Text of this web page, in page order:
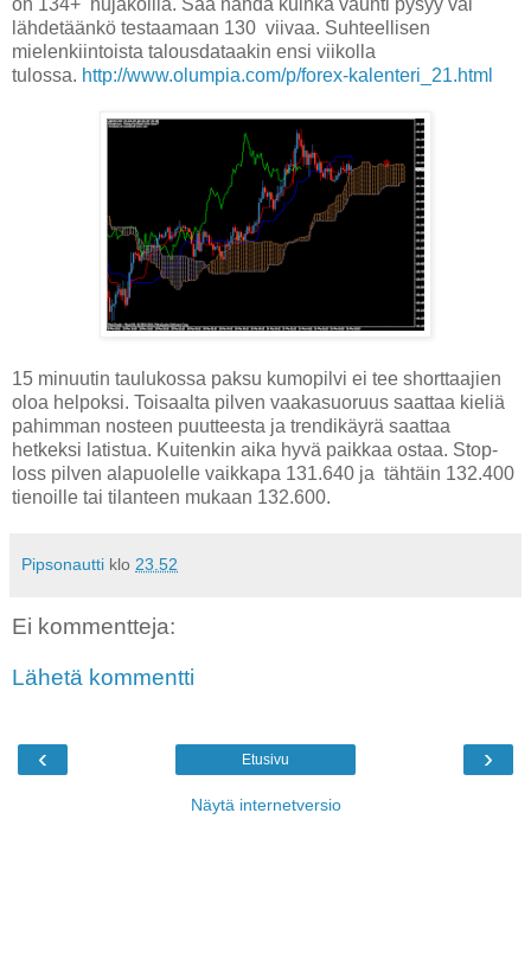
lähdetäänkö testaamaan 130 viivaa. Suhteellisen
mielenkiintoista talousdataakin ensi viikolla
tulossa. http://www.olumpia.com/p/forex-kalenteri_21.html
15 minuutin taulukossa paksu kumopilvi ei tee shorttaajien
oloa helpoksi. Toisaalta pilven vaakasuoruus saattaa kieliä
pahimman nosteen puutteesta ja trendikäyrä saattaa
hetkeksi latistua. Kuitenkin aika hyvä paikkaa ostaa. Stop-
loss pilven alapuolelle vaikkapa 131.640 ja tähtäin 132.400
tienoille tai tilanteen mukaan 132.600.
Pipsonautti klo 23.52
Ei kommentteja:
Lähetä kommentti
‹ ›
Etusivu
Näytä internetversio